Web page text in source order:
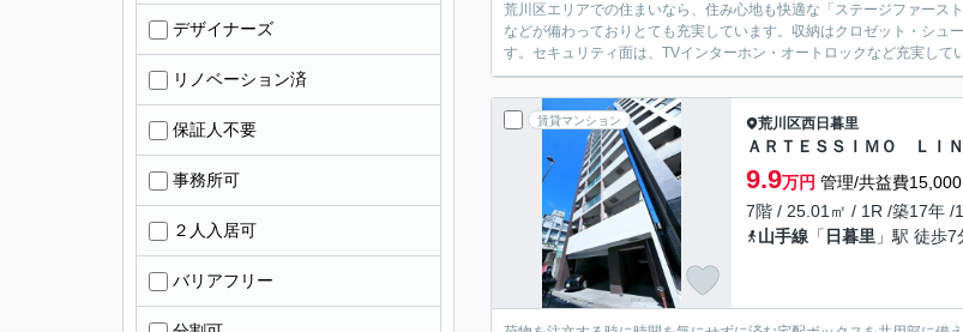
荒川区エリアでの住まいなら、住み心地も快適な「ステージファー
などが備わっておりとても充実しています。収納はクロゼット・シュ
す。セキュリティ面は、TVインターホン・オートロックなど充実し
賃貸マンション 荒川区西日暮里
ＡＲＴＥＳＳＩＭＯ ＬＩ
9.9万円 管理/共益費15,000
7階 / 25.01㎡ / 1R /築17年 /
山手線 「 日暮里 」駅 徒歩7
デザイナーズ
リノベーション済
保証人不要
事務所可
２人入居可
バリアフリー